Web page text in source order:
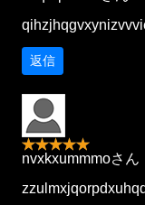
返信
nvxkxummmoさん